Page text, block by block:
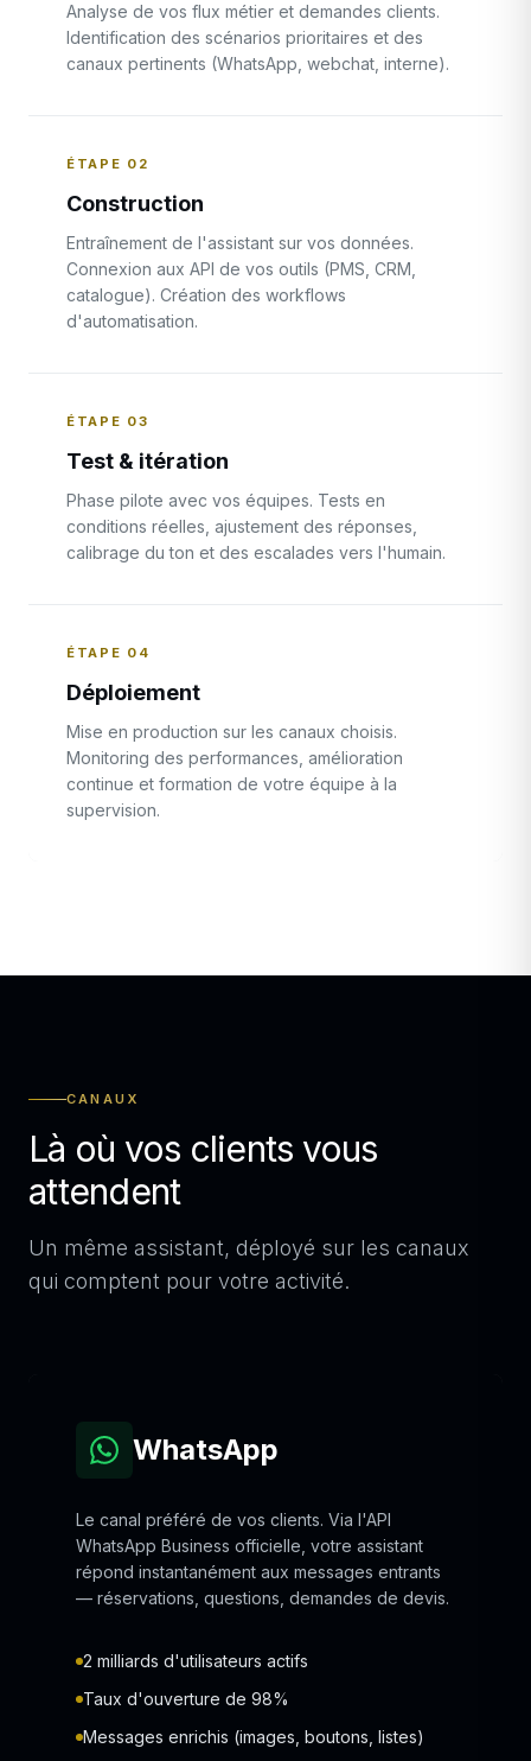
Analyse de vos flux métier et demandes clients.
Identification des scénarios prioritaires et des
canaux pertinents (WhatsApp, webchat, interne).
ÉTAPE 02
Construction
Entraînement de l'assistant sur vos données.
Connexion aux API de vos outils (PMS, CRM,
catalogue). Création des workflows
d'automatisation.
ÉTAPE 03
Test & itération
Phase pilote avec vos équipes. Tests en
conditions réelles, ajustement des réponses,
calibrage du ton et des escalades vers l'humain.
ÉTAPE 04
Déploiement
Mise en production sur les canaux choisis.
Monitoring des performances, amélioration
continue et formation de votre équipe à la
supervision.
CANAUX
Là où vos clients vous
attendent
Un même assistant, déployé sur les canaux
qui comptent pour votre activité.
WhatsApp
Le canal préféré de vos clients. Via l'API
WhatsApp Business officielle, votre assistant
répond instantanément aux messages entrants
— réservations, questions, demandes de devis.
2 milliards d'utilisateurs actifs
Taux d'ouverture de 98%
Messages enrichis (images, boutons, listes)